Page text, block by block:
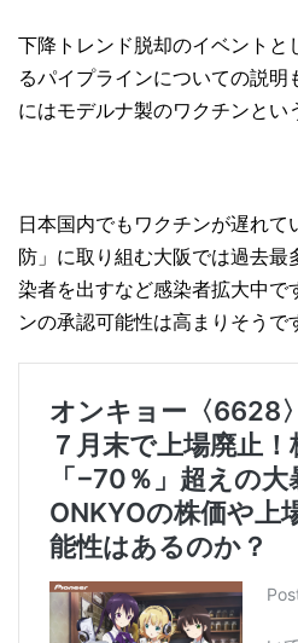
下降トレンド脱却のイベントと
るパイプラインについての説明
にはモデルナ製のワクチンとい
日本国内でもワクチンが遅れて
防」に取り組む大阪では過去最
染者を出すなど感染者拡大中で
ンの承認可能性は高まりそうで